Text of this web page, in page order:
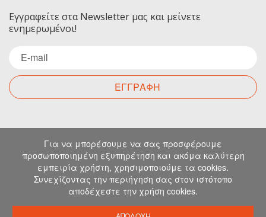
Εγγραφείτε στα Newsletter μας και μείνετε
ενημερωμένοι!
ΕΓΓΡΑΦΗ
Επικοινωνία
Για οποιαδήποτε ερώτηση σας μπορείτε να
επικοινωνήσετε μαζί μας στα παρακάτω στοιχεία.
Μιχελιδάκη 19, Ηράκλειο, 71202, Κρήτη
Για να μπορέσουμε να σας προσφέρουμε
προσωποποιημένη εξυπηρέτηση και ακόμα καλύτερη
εμπειρία χρήστη, χρησιμοποιούμε τα cookies.
Συνεχίζοντας την περιήγηση σας στον ιστότοπο
αποδέχεστε την χρήση cookies.